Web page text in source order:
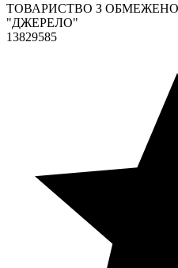
ТОВАРИСТВО З
"ДЖЕРЕЛО"
13829585